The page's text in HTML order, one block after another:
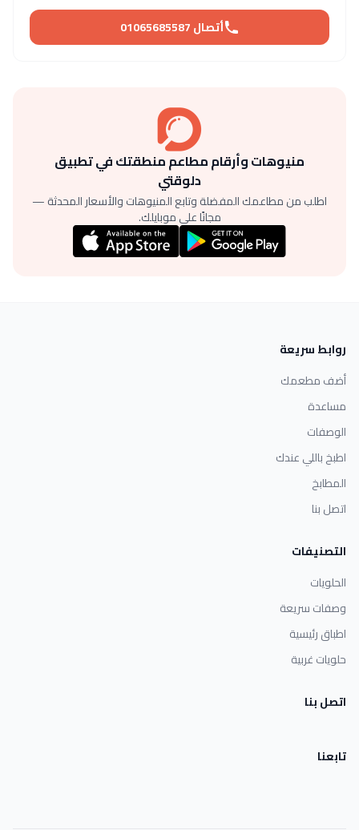
أتصال 01065685587
منيوهات وأرقام مطاعم منطقتك في تطبيق
دلوقتي
اطلب من مطاعمك المفضلة وتابع المنيوهات والأسعار المحدثة —
مجانًا على موبايلك.
روابط سريعة
أضف مطعمك
مساعدة
الوصفات
اطبخ باللي عندك
المطابخ
اتصل بنا
التصنيفات
الحلويات
وصفات سريعة
اطباق رئيسية
حلويات غربية
اتصل بنا
تابعنا